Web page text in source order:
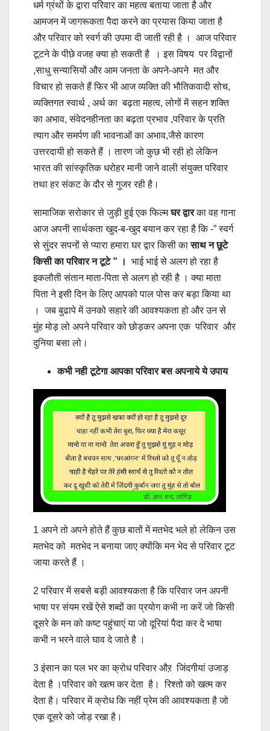
धर्म ग्रंथों के द्वारा परिवार का महत्व बताया जाता है और
आमजन में जागरूकता पैदा करने का प्रयास किया जाता है
और परिवार को स्वर्ग की उपमा दी जाती रही है । आज परिवार
टूटने के पीछे वजह क्या हो सकती है । इस विषय पर विद्वानों
,साधु सन्यासियों और आम जनता के अपने-अपने मत और
विचार हो सकते हैं फिर भी आज व्यक्ति की भौतिकवादी सोच,
व्यक्तिगत स्वार्थ , अर्थ का बढ़ता महत्व, लोगों में सहन शक्ति
का अभाव, संवेदनहीनता का बढ़ता प्रभाव ,परिवार के प्रति
त्याग और समर्पण की भावनाओं का अभाव,जैसे कारण
उत्तरदायी हो सकते हैं । तारण जो कुछ भी रही हो लेकिन
भारत की सांस्कृतिक धरोहर मानी जाने वाली संयुक्त परिवार
तथा हर संकट के दौर से गुजर रही है।
सामाजिक सरोकार से जुड़ी हुई एक फिल्मघर द्वारका वह गाना
आज अपनी सार्थकता खुद-ब-खुद बयान कर रहा है कि -” स्वर्ग
से सुंदर सपनों से प्यारा हमारा घर द्वार किसी कासाथ न छूटे
किसी का परिवार न टूटे ” । भाई भाई से अलग हो रहा है
इकलौती संतान माता-पिता से अलग हो रही है । क्या माता
पिता ने इसी दिन के लिए आपको पाल पोस कर बड़ा किया था
। जब बुढापे में उनको सहारे की आवश्यकता हो और उन से
मुंह मोड़ लो अपने परिवार को छोड़कर अपना एक परिवार और
दुनिया बसा लो।
कभी नही टूटेगा आपका परिवार बस अपनाये ये उपाय
1 अपने तो अपने होते हैं कुछ बातों में मतभेद भले हो लेकिन उस
मतभेद को मतभेद न बनाया जाए क्योंकि मन भेद से परिवार टूट
जाया करते हैं ।
2 परिवार में सबसे बड़ी आवश्यकता है कि परिवार जन अपनी
भाषा पर संयम रखें ऐसे शब्दों का प्रयोग कभी ना करें जो किसी
दूसरे के मन को कष्ट पहुंचाएं या जो दूरियां पैदा कर दे भाषा
कभी न भरने वाले घाव दे जाते है ।
3 इंसान का पल भर का क्रोध परिवार औऱ जिंदगीयां उजाड़
देता है ।परिवार को खत्म कर देता है। रिश्तो को खत्म कर
देता है। परिवार में क्रोध कि नहीं प्रेम की आवश्यकता है जो
एक दूसरे को जोड़ रखा है।